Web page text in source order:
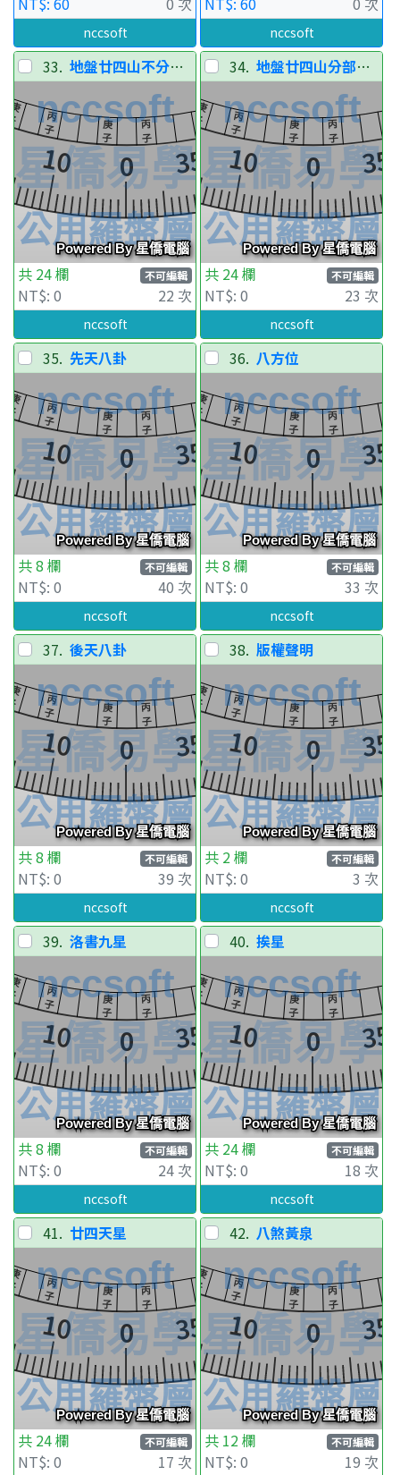
nccsoft nccsoft
33. 地盤廿四山不分陰陽
共 24 欄 不可編輯
NT$: 0 22 次
nccsoft
34. 地盤廿四山分部分陰陽-比對層
共 24 欄 不可編輯
NT$: 0 23 次
nccsoft
35. 先天八卦
共 8 欄 不可編輯
NT$: 0 40 次
nccsoft
36. 八方位
共 8 欄 不可編輯
NT$: 0 33 次
nccsoft
37. 後天八卦
共 8 欄 不可編輯
NT$: 0 39 次
nccsoft
38. 版權聲明
共 2 欄 不可編輯
NT$: 0 3 次
nccsoft
39. 洛書九星
共 8 欄 不可編輯
NT$: 0 24 次
nccsoft
40. 挨星
共 24 欄 不可編輯
NT$: 0 18 次
nccsoft
41. 廿四天星
共 24 欄 不可編輯
NT$: 0 17 次
42. 八煞黃泉
共 12 欄 不可編輯
NT$: 0 19 次